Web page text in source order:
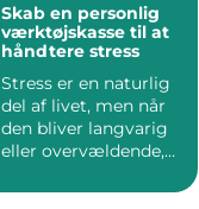
Skab en personlig
værktøjskasse til at
håndtere stress
Stress er en naturlig
del af livet, men når
den bliver langvarig
eller overvældende,